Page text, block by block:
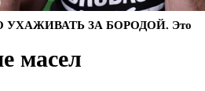
ЗА БОРОДОЙ. Это
масел